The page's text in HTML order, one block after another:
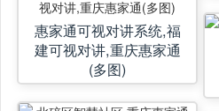
惠家通可视对讲系统,福
建可视对讲,重庆惠家通
(多图)